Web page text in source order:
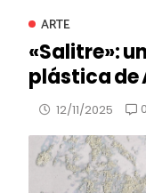
ARTE
«Salitre»:
plástica de
12/11/2025 0